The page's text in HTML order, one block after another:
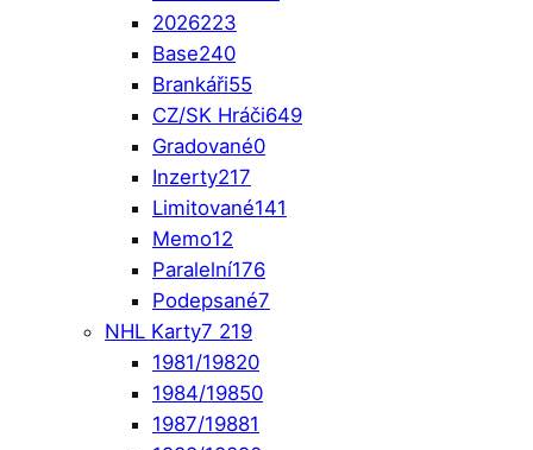
2026223
Base240
Brankáři55
CZ/SK Hráči649
Gradované0
Inzerty217
Limitované141
Memo12
Paralelní176
Podepsané7
NHL Karty7 219
1981/19820
1984/19850
1987/19881